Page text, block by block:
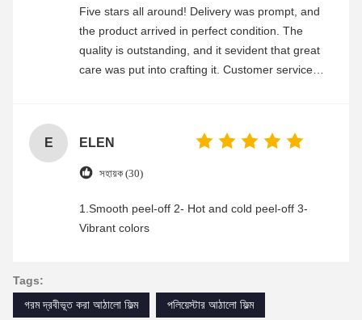
Five stars all around! Delivery was prompt, and
the product arrived in perfect condition. The
quality is outstanding, and it sevident that great
care was put into crafting it. Customer service
E ELEN
সহায়ক (30)
1.Smooth peel-off 2- Hot and cold peel-off 3-
Vibrant colors
Tags:
গরম দ্রবীভূত করা আঠালো ফিল্ম
পলিয়েস্টার আঠালো ফিল্ম